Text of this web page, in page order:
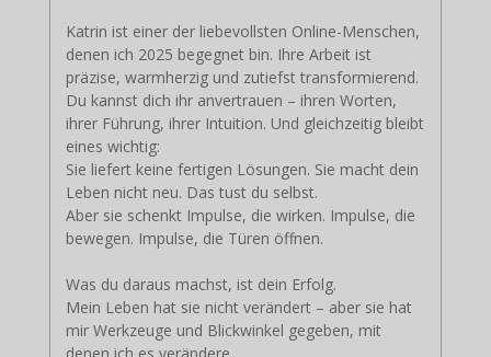
Katrin ist einer der liebevollsten Online-Menschen,
denen ich 2025 begegnet bin. Ihre Arbeit ist
präzise, warmherzig und zutiefst transformierend.
Du kannst dich ihr anvertrauen – ihren Worten,
ihrer Führung, ihrer Intuition. Und gleichzeitig bleibt
eines wichtig:
Sie liefert keine fertigen Lösungen. Sie macht dein
Leben nicht neu. Das tust du selbst.
Aber sie schenkt Impulse, die wirken. Impulse, die
bewegen. Impulse, die Türen öffnen.
Was du daraus machst, ist dein Erfolg.
Mein Leben hat sie nicht verändert – aber sie hat
mir Werkzeuge und Blickwinkel gegeben, mit
denen ich es verändere.